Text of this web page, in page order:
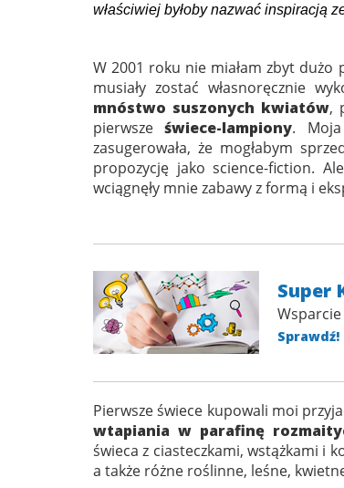
właściwiej byłoby nazwać inspiracją
W 2001 roku nie miałam zbyt
musiały zostać własnoręcznie
mnóstwo suszonych kwiatów,
pierwszeświece-lampiony.
zasugerowała, że mogłabym
propozycję jako science-fiction.
wciągnęły mnie zabawy z formą i
Super
Sprawdź!
Pierwsze świece kupowali moi
wtapiania w parafinę
świeca z ciasteczkami, wstążkami i
a także różne roślinne, leśne,